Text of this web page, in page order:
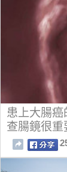
患上大腸
查腸鏡很重